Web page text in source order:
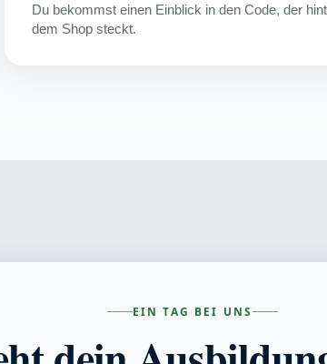
Du bekommst einen Einblick in den Code, der
dem Shop steckt.
EIN TAG BEI UNS